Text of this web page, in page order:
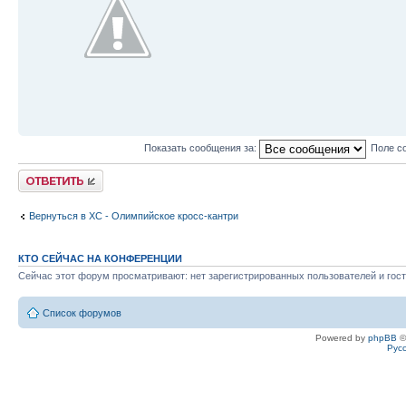
Показать сообщения за: Поле
Ответить
Вернуться в XC - Олимпийское кросс-кантри
КТО СЕЙЧАС НА КОНФЕРЕНЦИИ
Сейчас этот форум просматривают: нет зарегистрированных пользователей и
Список форумов
Powered by phpBB